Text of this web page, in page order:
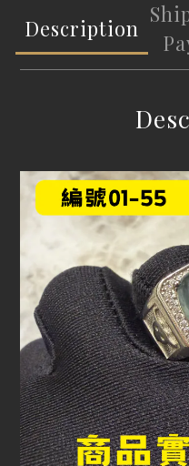
Description